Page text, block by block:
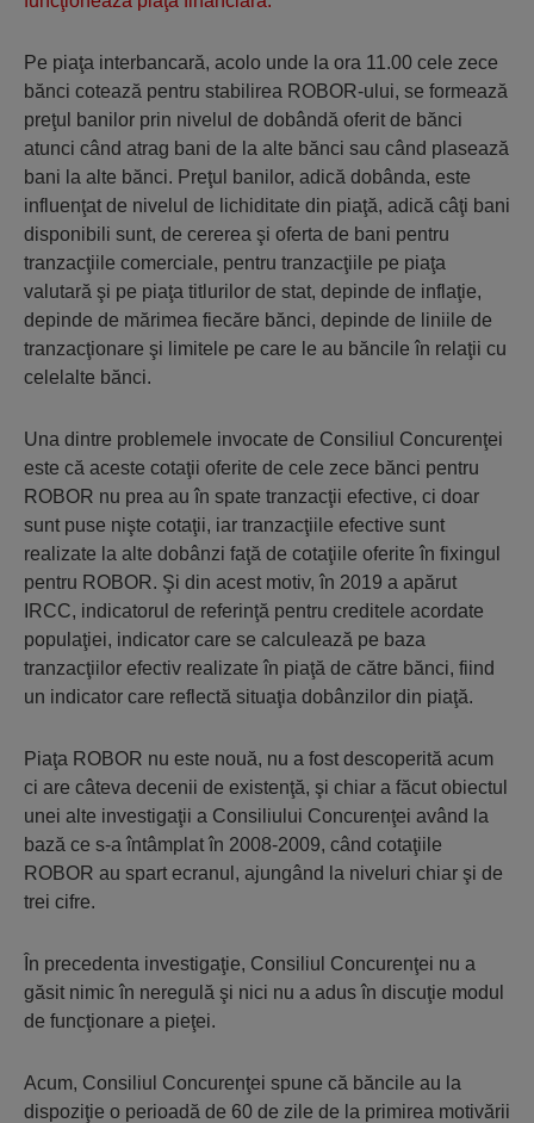
Pe piaţa interbancară, acolo unde la ora 11.00 cele zece
bănci cotează pentru stabilirea ROBOR-ului, se formează
preţul banilor prin nivelul de dobândă oferit de bănci
atunci când atrag bani de la alte bănci sau când plasează
bani la alte bănci. Preţul banilor, adică dobânda, este
influenţat de nivelul de lichiditate din piaţă, adică câţi bani
disponibili sunt, de cererea şi oferta de bani pentru
tranzacţiile comerciale, pentru tranzacţiile pe piaţa
valutară şi pe piaţa titlurilor de stat, depinde de inflaţie,
depinde de mărimea fiecăre bănci, depinde de liniile de
tranzacţionare şi limitele pe care le au băncile în relaţii cu
celelalte bănci.
Una dintre problemele invocate de Consiliul Concurenţei
este că aceste cotaţii oferite de cele zece bănci pentru
ROBOR nu prea au în spate tranzacţii efective, ci doar
sunt puse nişte cotaţii, iar tranzacţiile efective sunt
realizate la alte dobânzi faţă de cotaţiile oferite în fixingul
pentru ROBOR. Şi din acest motiv, în 2019 a apărut
IRCC, indicatorul de referinţă pentru creditele acordate
populaţiei, indicator care se calculează pe baza
tranzacţiilor efectiv realizate în piaţă de către bănci, fiind
un indicator care reflectă situaţia dobânzilor din piaţă.
Piaţa ROBOR nu este nouă, nu a fost descoperită acum
ci are câteva decenii de existenţă, şi chiar a făcut obiectul
unei alte investigaţii a Consiliului Concurenţei având la
bază ce s-a întâmplat în 2008-2009, când cotaţiile
ROBOR au spart ecranul, ajungând la niveluri chiar şi de
trei cifre.
În precedenta investigaţie, Consiliul Concurenţei nu a
găsit nimic în neregulă şi nici nu a adus în discuţie modul
de funcţionare a pieţei.
Acum, Consiliul Concurenţei spune că băncile au la
dispoziţie o perioadă de 60 de zile de la primirea motivării